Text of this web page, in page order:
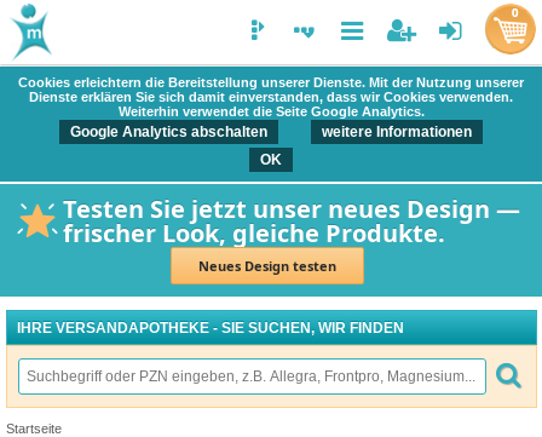
Cookies erleichtern die Bereitstellung unserer Dienste. Mit der Nutzung unserer
Dienste erklären Sie sich damit einverstanden, dass wir Cookies verwenden.
Weiterhin verwendet die Seite Google Analytics.
Google Analytics abschalten
weitere Informationen
OK
Testen Sie jetzt unser neues Design —
frischer Look, gleiche Produkte.
Neues Design testen
0
IHRE VERSANDAPOTHEKE - SIE SUCHEN, WIR FINDEN
Startseite